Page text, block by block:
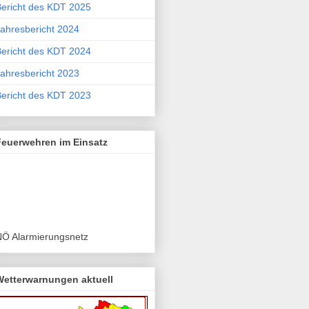
des KDT 2025
2024
des KDT 2024
2023
des KDT 2023
im Einsatz
Alarmierungsnetz
aktuell